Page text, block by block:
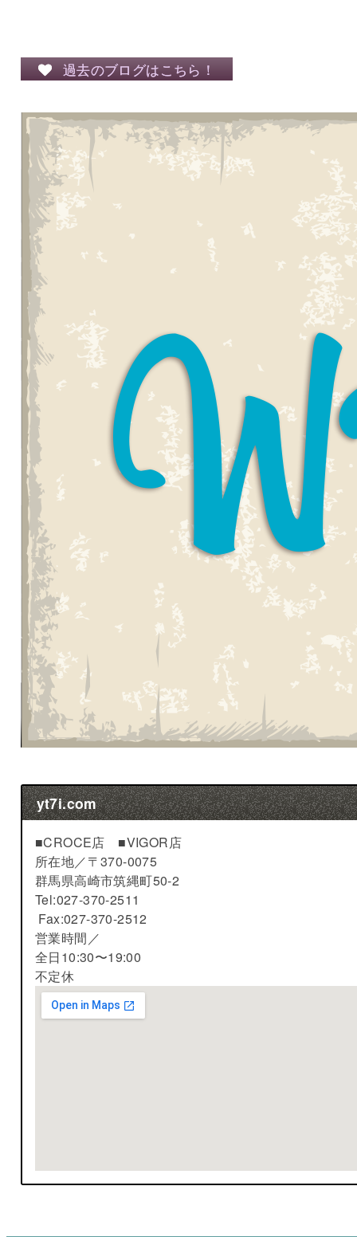
過去のブログはこちら！
yt7i.com
■CROCE店 ■VIGOR店
所在地／〒370-0075
群馬県高崎市筑縄町50-2
Tel:027-370-2511
Fax:027-370-2512
営業時間／
全日10:30〜19:00
不定休